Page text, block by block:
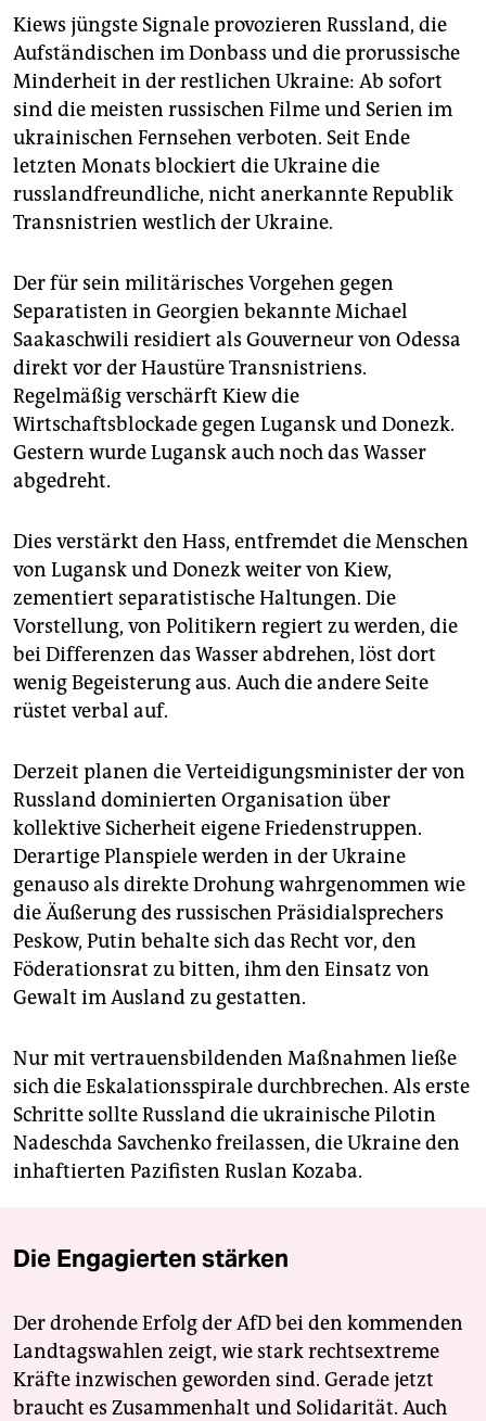
Kiews jüngste Signale provozieren Russland, die
Aufständischen im Donbass und die prorussische
Minderheit in der restlichen Ukraine: Ab sofort
sind die meisten russischen Filme und Serien im
ukrainischen Fernsehen verboten. Seit Ende
letzten Monats blockiert die Ukraine die
russlandfreundliche, nicht anerkannte Republik
Transnistrien westlich der Ukraine.
Der für sein militärisches Vorgehen gegen
Separatisten in Georgien bekannte Michael
Saakaschwili residiert als Gouverneur von Odessa
direkt vor der Haustüre Transnistriens.
Regelmäßig verschärft Kiew die
Wirtschaftsblockade gegen Lugansk und Donezk.
Gestern wurde Lugansk auch noch das Wasser
abgedreht.
Dies verstärkt den Hass, entfremdet die Menschen
von Lugansk und Donezk weiter von Kiew,
zementiert separatistische Haltungen. Die
Vorstellung, von Politikern regiert zu werden, die
bei Differenzen das Wasser abdrehen, löst dort
wenig Begeisterung aus. Auch die andere Seite
rüstet verbal auf.
Derzeit planen die Verteidigungsminister der von
Russland dominierten Organisation über
kollektive Sicherheit eigene Friedenstruppen.
Derartige Planspiele werden in der Ukraine
genauso als direkte Drohung wahrgenommen wie
die Äußerung des russischen Präsidialsprechers
Peskow, Putin behalte sich das Recht vor, den
Föderationsrat zu bitten, ihm den Einsatz von
Gewalt im Ausland zu gestatten.
Nur mit vertrauensbildenden Maßnahmen ließe
sich die Eskalationsspirale durchbrechen. Als erste
Schritte sollte Russland die ukrainische Pilotin
Nadeschda Savchenko freilassen, die Ukraine den
inhaftierten Pazifisten Ruslan Kozaba.
Die Engagierten stärken
Der drohende Erfolg der AfD bei den kommenden
Landtagswahlen zeigt, wie stark rechtsextreme
Kräfte inzwischen geworden sind. Gerade jetzt
braucht es Zusammenhalt und Solidarität. Auch